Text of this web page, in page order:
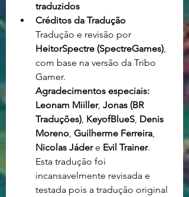
traduzidos
Créditos da Tradução
Tradução e revisão por
HeitorSpectre (SpectreGames),
com base na versão da Tribo
Gamer.
Agradecimentos especiais:
Leonam Miiller, Jonas (BR
Traduções), KeyofBlueS, Denis
Moreno, Guilherme Ferreira,
Nicolas Jáder e Evil Trainer.
Esta tradução foi
incansavelmente revisada e
testada pois a tradução original